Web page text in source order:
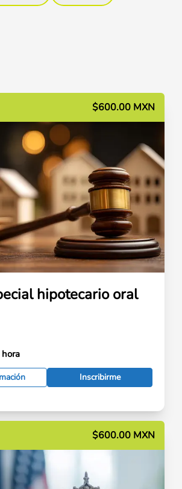
$600.00 MXN
hipotecario oral
hora
Inscribirme
$600.00 MXN